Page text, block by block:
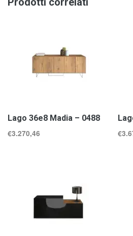
Lago 36e8 Madia – 0488
€3.270,46
€